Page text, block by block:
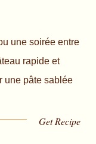
une soirée entre
rapide et
une pâte sablée
Get Recipe